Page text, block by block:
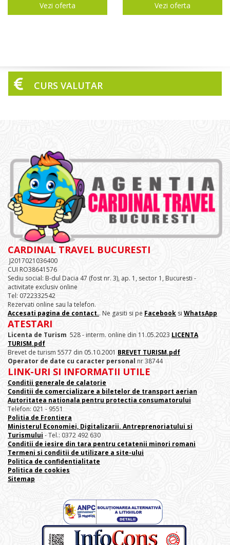
Vezi oferta Vezi oferta
CURS VALUTAR
CARDINAL TRAVEL BUCURESTI
J2017021036400
CUI RO38641576
Sediu social: B-dul Dacia 47 (fost nr. 3), ap. 1, sector 1, Bucuresti -
activitate exclusiv online
Tel: 0722332542
Rezervati online sau la telefon.
Accesati pagina de contact.. Ne gasiti si pe Facebook si WhatsApp
ATESTARI
Licenta de Turism 528 - interm. online din 11.05.2023 LICENTA
TURISM.pdf
Brevet de turism 5577 din 05.10.2001 BREVET TURISM.pdf
Operator de date cu caracter personal nr 38744
LINK-URI SI INFORMATII UTILE
Conditii generale de calatorie
Conditii de comercializare a biletelor de transport aerian
Autoritatea nationala pentru protectia consumatorului
Telefon: 021 - 9551
Politia de Frontiera
Ministerul Economiei, Digitalizarii. Antreprenoriatului si
Turismului - Tel.: 0372 492 630
Conditii de iesire din tara pentru cetatenii minori romani
Termeni si conditii de utilizare a site-ului
Politica de confidentialitate
Politica de cookies
Sitemap